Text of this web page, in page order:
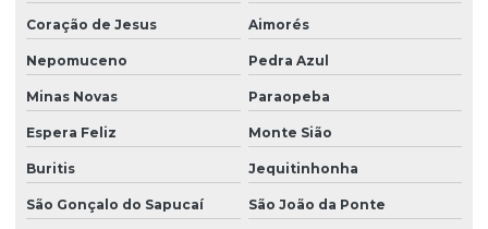
Coração de Jesus Aimorés
Nepomuceno Pedra Azul
Minas Novas Paraopeba
Espera Feliz Monte Sião
Buritis Jequitinhonha
São Gonçalo do Sapucaí São João da Ponte